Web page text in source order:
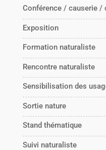
Conférence / causerie /
Exposition
Formation naturaliste
Rencontre naturaliste
Sensibilisation des
Sortie nature
Stand thématique
Suivi naturaliste